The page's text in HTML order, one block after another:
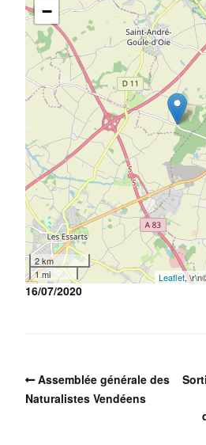
−
2 km
1 mi
Leaflet,
16/07/2020
Assemblée générale des
Naturalistes Vendéens